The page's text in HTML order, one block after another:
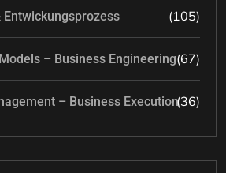
(105)
– Business Engineering(67)
– Business Execution(36)